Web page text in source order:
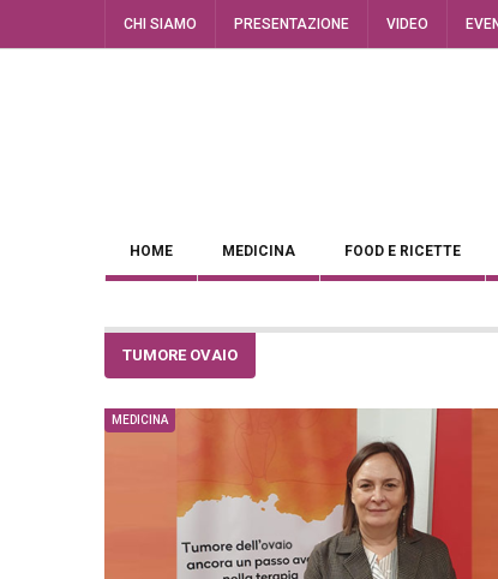
CHI SIAMO PRESENTAZIONE VIDEO
HOME MEDICINA FOOD E RICETTE
TUMORE OVAIO
MEDICINA